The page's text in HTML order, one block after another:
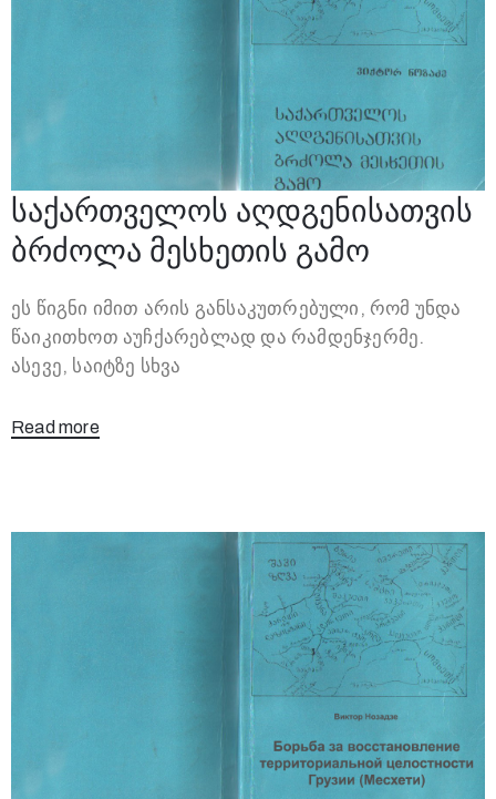
საქართველოს აღდგენისათვის
ბრძოლა მესხეთის გამო
ეს წიგნი იმით არის განსაკუთრებული, რომ უნდა
წაიკითხოთ აუჩქარებლად და რამდენჯერმე.
ასევე, საიტზე სხვა
Read more